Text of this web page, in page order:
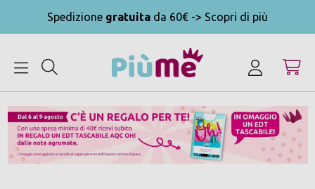
Spedizione gratuita da 60€ -> Scopri di più